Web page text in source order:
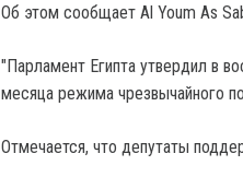
Об этом сообщает Al Youm As
"Парламент Египта утвердил в
месяца режима чрезвычайного
Отмечается, что депутаты